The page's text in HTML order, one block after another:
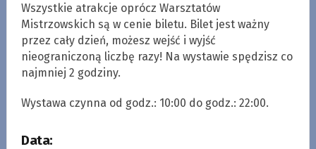
Wszystkie atrakcje oprócz Warsztatów
Mistrzowskich są w cenie biletu. Bilet jest ważny
przez cały dzień, możesz wejść i wyjść
nieograniczoną liczbę razy! Na wystawie spędzisz co
najmniej 2 godziny.
Wystawa czynna od godz.: 10:00 do godz.: 22:00.
Data: